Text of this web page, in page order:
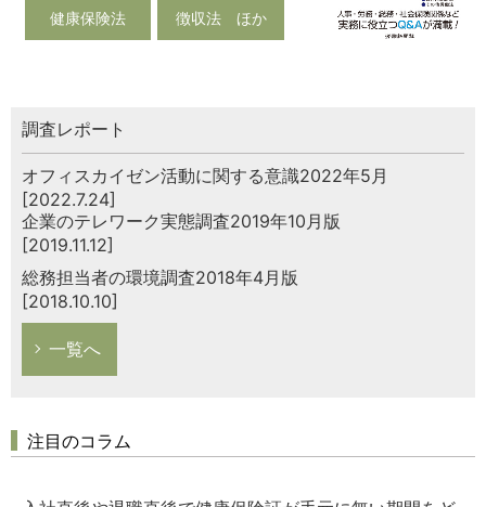
健康保険法 徴収法 ほか
調査レポート
オフィスカイゼン活動に関する意識2022年5月
[2022.7.24]
企業のテレワーク実態調査2019年10月版
[2019.11.12]
総務担当者の環境調査2018年4月版
[2018.10.10]
一覧へ
注目のコラム